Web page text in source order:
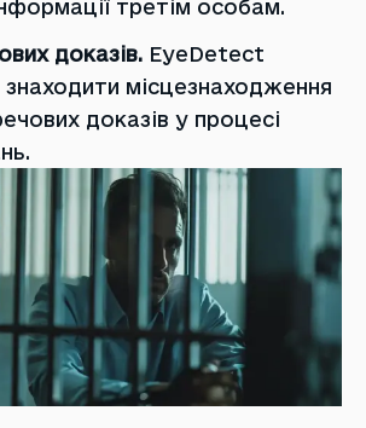
третім особам.
доказів. EyeDetect
місцезнаходження
доказів у процесі